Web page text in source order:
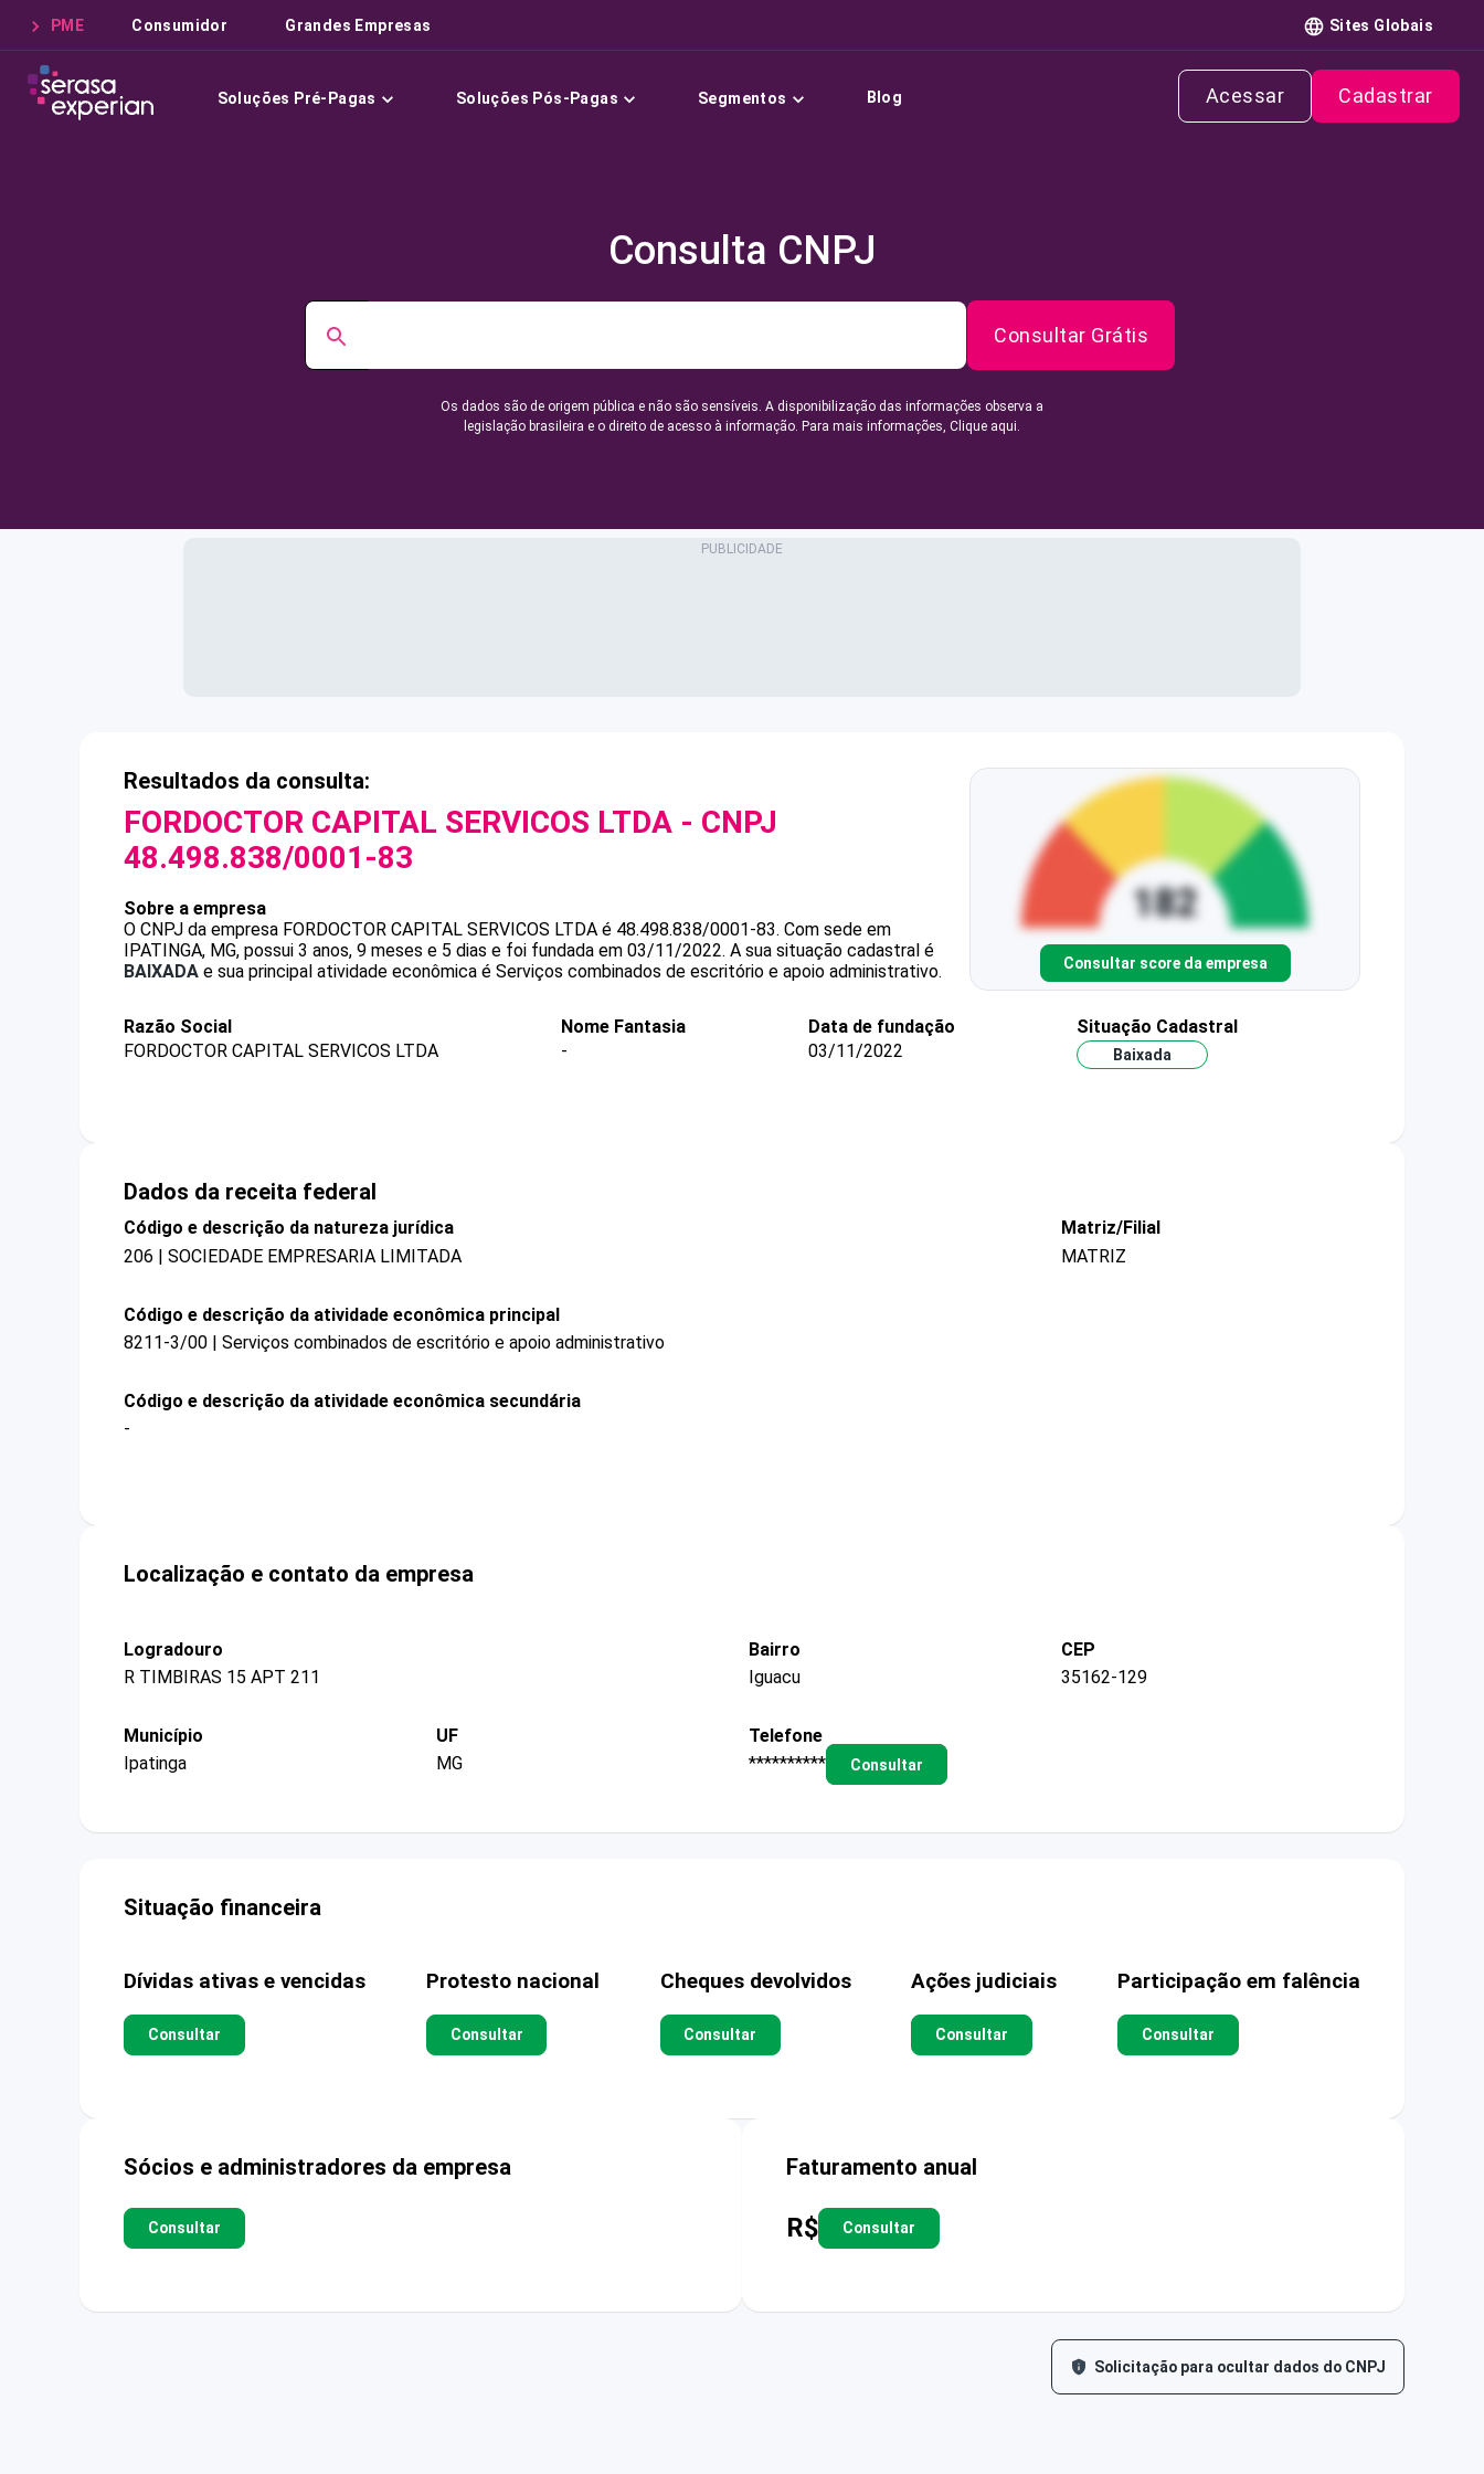
PME Consumidor Grandes Empresas Sites Globais
Soluções Pré-Pagas Soluções Pós-Pagas Segmentos Blog Acessar Cadastrar
Consulta CNPJ
Consultar Grátis
Os dados são de origem pública e não são sensíveis. A disponibilização das informações observa a
legislação brasileira e o direito de acesso à informação. Para mais informações, Clique aqui.
Resultados da consulta:
FORDOCTOR CAPITAL SERVICOS LTDA - CNPJ
48.498.838/0001-83
Sobre a empresa
O CNPJ da empresa FORDOCTOR CAPITAL SERVICOS LTDA é 48.498.838/0001-83. Com sede em
IPATINGA, MG, possui 3 anos, 9 meses e 5 dias e foi fundada em 03/11/2022. A sua situação cadastral é
BAIXADA e sua principal atividade econômica é Serviços combinados de escritório e apoio administrativo. Consultar score da empresa
Razão Social
FORDOCTOR CAPITAL SERVICOS LTDA
Nome Fantasia
-
Data de fundação
03/11/2022
Situação Cadastral
Baixada
Dados da receita federal
Código e descrição da natureza jurídica
206 | SOCIEDADE EMPRESARIA LIMITADA
Matriz/Filial
MATRIZ
Código e descrição da atividade econômica principal
8211-3/00 | Serviços combinados de escritório e apoio administrativo
Código e descrição da atividade econômica secundária
-
Localização e contato da empresa
Logradouro
R TIMBIRAS 15 APT 211
Bairro
Iguacu
CEP
35162-129
Município
Ipatinga
UF
MG
Telefone
**********
Consultar
Situação financeira
Dívidas ativas e vencidas
Consultar
Protesto nacional
Consultar
Cheques devolvidos
Consultar
Ações judiciais
Consultar
Participação em falência
Consultar
Sócios e administradores da empresa
Consultar
Faturamento anual
R$ Consultar
Solicitação para ocultar dados do CNPJ